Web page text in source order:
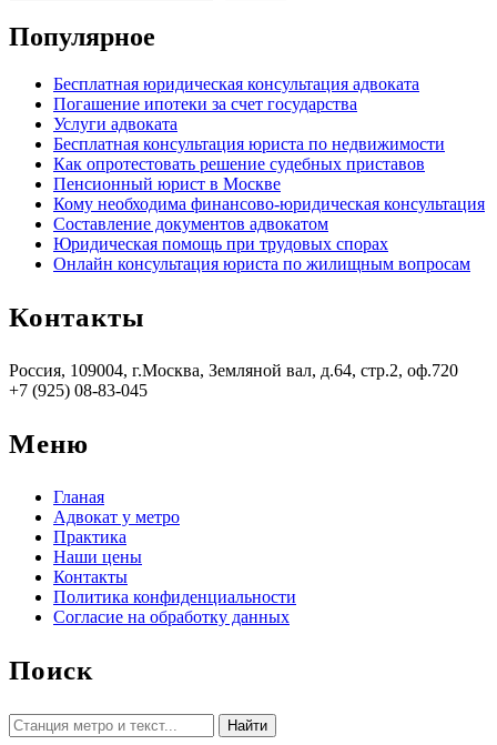
Популярное
Бесплатная юридическая консультация адвоката
Погашение ипотеки за счет государства
Услуги адвоката
Бесплатная консультация юриста по недвижимости
Как опротестовать решение судебных приставов
Пенсионный юрист в Москве
Кому необходима финансово-юридическая консультация
Составление документов адвокатом
Юридическая помощь при трудовых спорах
Онлайн консультация юриста по жилищным вопросам
Контакты
Россия, 109004, г.Москва, Земляной вал, д.64, стр.2, оф.720
+7 (925) 08-83-045
Меню
Гланая
Адвокат у метро
Практика
Наши цены
Контакты
Политика конфиденциальности
Согласие на обработку данных
Поиск
Найти: